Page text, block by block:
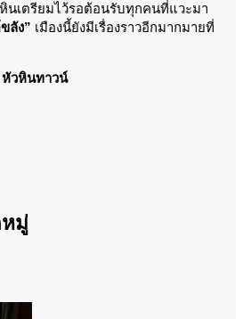
นเตรียมไว้รอต้อนรับทุกคนที่แวะมา
ลัง” เมืองนี้ยังมีเรื่องราวอีกมากมายที่
หัวหินทาวน์
มู่